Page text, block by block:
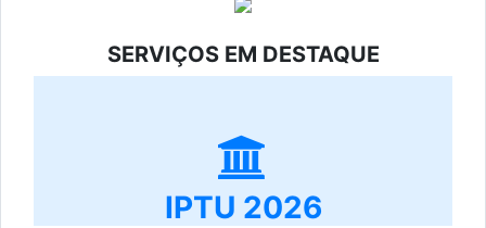
SERVIÇOS EM DESTAQUE
IPTU 2026